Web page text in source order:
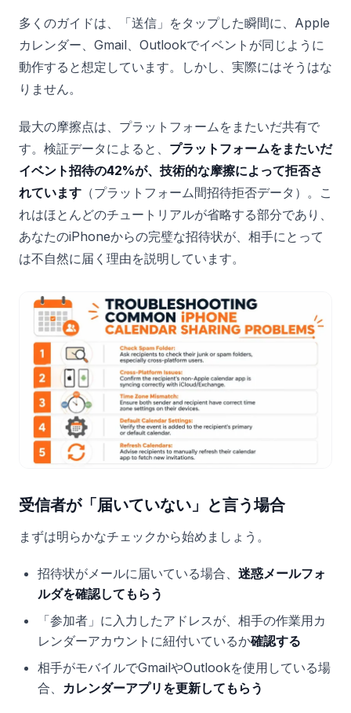
多くのガイドは、「送信」をタップした瞬間に、Apple
カレンダー、Gmail、Outlookでイベントが同じように
動作すると想定しています。しかし、実際にはそうはな
りません。
最大の摩擦点は、プラットフォームをまたいだ共有で
す。検証データによると、 プラットフォームをまたいだ
イベント招待の42%が、技術的な摩擦によって拒否さ
れています （プラットフォーム間招待拒否データ）。こ
れはほとんどのチュートリアルが省略する部分であり、
あなたのiPhoneからの完璧な招待状が、相手にとって
は不自然に届く理由を説明しています。
受信者が「届いていない」と言う場合
まずは明らかなチェックから始めましょう。
招待状がメールに届いている場合、 迷惑メールフォ
ルダを確認してもらう
「参加者」に入力したアドレスが、相手の作業用カ
レンダーアカウントに紐付いているか確認する
相手がモバイルでGmailやOutlookを使用している場
合、 カレンダーアプリを更新してもらう